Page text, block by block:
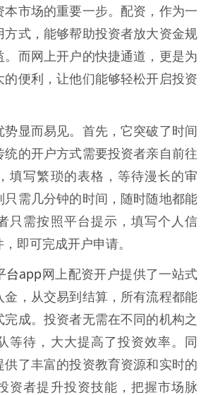
本市场的重要一步。配资，作为一
方式，能够帮助投资者放大资金规
。而网上开户的快捷通道，更是为
的便利，让他们能够轻松开启投资
势显而易见。首先，它突破了时间
统的开户方式需要投资者亲自前往
填写繁琐的表格，等待漫长的审
只需几分钟的时间，随时随地都能
只需按照平台提示，填写个人信
即可完成开户申请。
台app 网上配资开户提供了一站式
金，从交易到结算，所有流程都能
成。投资者无需在不同的机构之
等待，大大提高了投资效率。同
供了丰富的投资教育资源和实时的
资者提升投资技能，把握市场脉